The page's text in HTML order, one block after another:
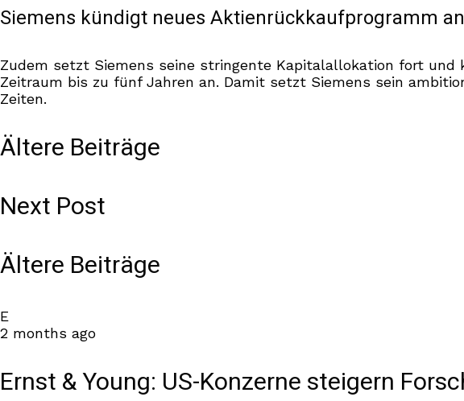
Siemens kündigt neues Aktienrückkaufprogramm an
Zudem setzt Siemens seine stringente Kapitalallokation fort
Zeitraum bis zu fünf Jahren an. Damit setzt Siemens sein
Zeiten.
Ältere Beiträge
Next Post
Ältere Beiträge
E
2 months ago
Ernst & Young: US-Konzerne steigern